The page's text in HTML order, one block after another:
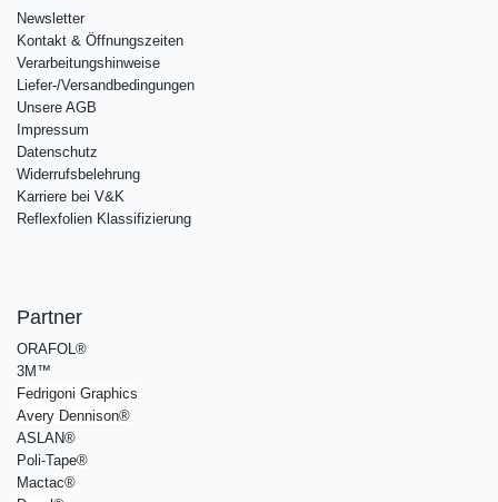
Newsletter
Kontakt & Öffnungszeiten
Verarbeitungshinweise
Liefer-/Versandbedingungen
Unsere AGB
Impressum
Datenschutz
Widerrufsbelehrung
Karriere bei V&K
Reflexfolien Klassifizierung
Partner
ORAFOL®
3M™
Fedrigoni Graphics
Avery Dennison®
ASLAN®
Poli-Tape®
Mactac®